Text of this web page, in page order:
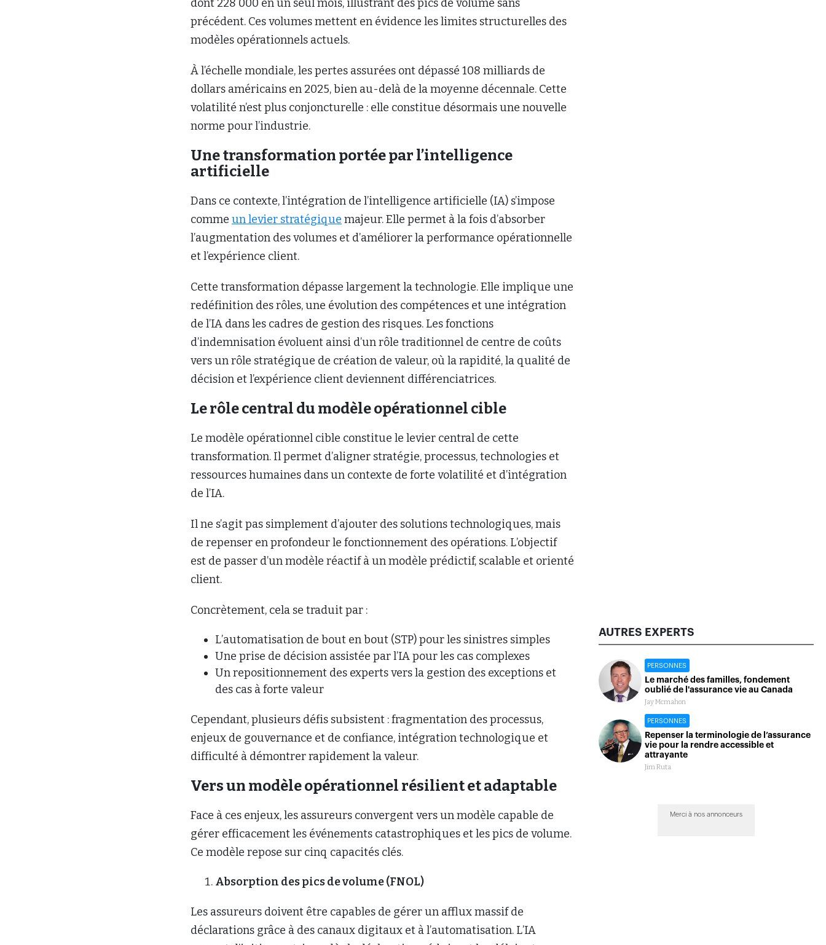
dont 228 000 en un seul mois, illustrant des pics de volume sans
précédent. Ces volumes mettent en évidence les limites structurelles des
modèles opérationnels actuels.
À l’échelle mondiale, les pertes assurées ont dépassé 108 milliards de
dollars américains en 2025, bien au-delà de la moyenne décennale. Cette
volatilité n’est plus conjoncturelle : elle constitue désormais une nouvelle
norme pour l’industrie.
Une transformation portée par l’intelligence
artificielle
Dans ce contexte, l’intégration de l’intelligence artificielle (IA) s’impose
comme un levier stratégique majeur. Elle permet à la fois d’absorber
l’augmentation des volumes et d’améliorer la performance opérationnelle
et l’expérience client.
Cette transformation dépasse largement la technologie. Elle implique une
redéfinition des rôles, une évolution des compétences et une intégration
de l’IA dans les cadres de gestion des risques. Les fonctions
d’indemnisation évoluent ainsi d’un rôle traditionnel de centre de coûts
vers un rôle stratégique de création de valeur, où la rapidité, la qualité de
décision et l’expérience client deviennent différenciatrices.
Le rôle central du modèle opérationnel cible
Le modèle opérationnel cible constitue le levier central de cette
transformation. Il permet d’aligner stratégie, processus, technologies et
ressources humaines dans un contexte de forte volatilité et d’intégration
de l’IA.
Il ne s’agit pas simplement d’ajouter des solutions technologiques, mais
de repenser en profondeur le fonctionnement des opérations. L’objectif
est de passer d’un modèle réactif à un modèle prédictif, scalable et orienté
client.
Concrètement, cela se traduit par :
L’automatisation de bout en bout (STP) pour les sinistres simples
Une prise de décision assistée par l’IA pour les cas complexes
Un repositionnement des experts vers la gestion des exceptions et
des cas à forte valeur
Cependant, plusieurs défis subsistent : fragmentation des processus,
enjeux de gouvernance et de confiance, intégration technologique et
difficulté à démontrer rapidement la valeur.
Vers un modèle opérationnel résilient et adaptable
Face à ces enjeux, les assureurs convergent vers un modèle capable de
gérer efficacement les événements catastrophiques et les pics de volume.
Ce modèle repose sur cinq capacités clés.
Absorption des pics de volume (FNOL)
Les assureurs doivent être capables de gérer un afflux massif de
déclarations grâce à des canaux digitaux et à l’automatisation. L’IA
AUTRES EXPERTS
PERSONNES
Le marché des familles, fondement
oublié de l'assurance vie au Canada
Jay Mcmahon
PERSONNES
Repenser la terminologie de l’assurance
vie pour la rendre accessible et
attrayante
Jim Ruta
Merci à nos annonceurs